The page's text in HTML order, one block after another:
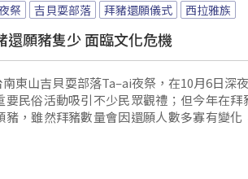
祭 吉貝耍部落 拜豬還願儀式 西拉雅族
還願豬隻少 面臨文化危機
東山吉貝耍部落Ta–ai夜祭，在10月6日深
要民俗活動吸引不少民眾觀禮；但今年在拜
，雖然拜豬數量會因還願人數多寡有變化
右，今年恐怕是最少的一次。